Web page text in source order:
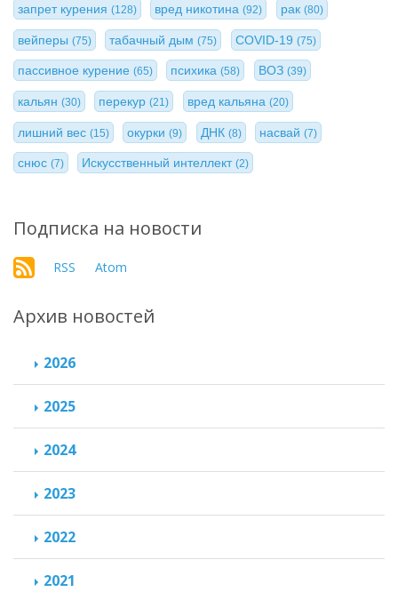
запрет курения (128) вред никотина(92) рак (80)
вейперы (75) табачный дым(75) COVID-19 (75)
пассивное курение (65) психика(58) ВОЗ (39)
кальян (30) перекур(21) вред кальяна (20)
лишний вес (15) окурки(9) ДНК (8) насвай(7)
снюс (7) Искусственный интеллект(2)
Подписка на новости
RSS Atom
Архив новостей
2026
2025
2024
2023
2022
2021